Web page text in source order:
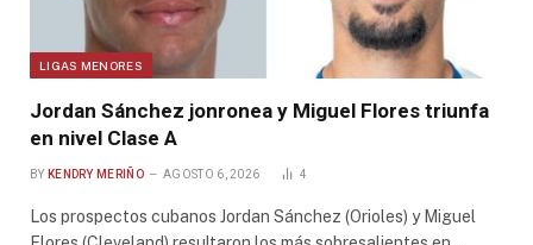
LIGAS MENORES
Jordan Sánchez jonronea y Miguel Flores triunfa
en nivel Clase A
BY KENDRY MERIÑO AGOSTO 6, 2026 4
Los prospectos cubanos Jordan Sánchez (Orioles) y Miguel